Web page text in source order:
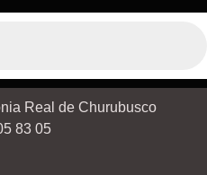
Real de Churubusco
83 05